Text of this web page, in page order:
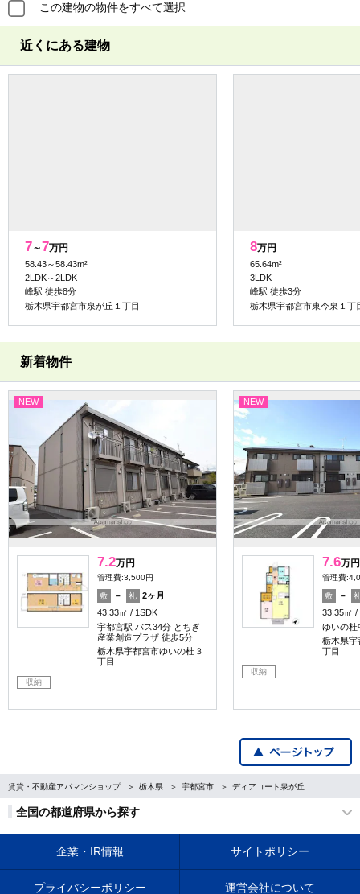
この建物の物件をすべて選択
近くにある建物
7～7万円
58.43～58.43m²
2LDK～2LDK
峰駅 徒歩8分
栃木県宇都宮市泉が丘１丁目
8万円
65.64m²
3LDK
峰駅 徒歩3分
栃木県宇都宮市東今泉１丁
新着物件
NEW
7.2万円
管理費:3,500円
敷 － 礼
2ヶ月
43.33㎡
1SDK
宇都宮駅 バス34分 とちぎ
産業創造プラザ 徒歩5分
栃木県宇都宮市ゆいの杜３
丁目
収納
NEW
7.6万円
管理費
敷 －
33.35㎡
ゆいの杜
栃木県宇
丁目
収納
賃貸・不動産アパマンショップ 栃木県 宇都宮市 ディアコート泉が丘
全国の都道府県から探す
企業・IR情報 サイトポリシー
プライバシーポリシー 運営会社について